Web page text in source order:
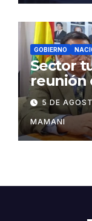
GOBIERNO
Sector
reunión
del
5 DE
MAMANI